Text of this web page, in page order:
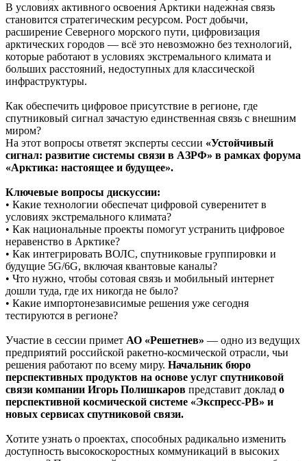
В условиях активного освоения Арктики надежная связь
становится стратегическим ресурсом. Рост добычи,
расширение Северного морского пути, цифровизация
арктических городов — всё это невозможно без технологий,
которые работают в условиях экстремального климата и
больших расстояний, недоступных для классической
инфраструктуры.
Как обеспечить цифровое присутствие в регионе, где
спутниковый сигнал зачастую единственная связь с внешним
миром?
На этот вопросы ответят эксперты сессии «Устойчивый
сигнал: развитие системы связи в АЗРФ» в рамках форума
«Арктика: настоящее и будущее».
Ключевые вопросы дискуссии:
• Какие технологии обеспечат цифровой суверенитет в
условиях экстремального климата?
• Как национальные проекты помогут устранить цифровое
неравенство в Арктике?
• Как интегрировать ВОЛС, спутниковые группировки и
будущие 5G/6G, включая квантовые каналы?
• Что нужно, чтобы сотовая связь и мобильный интернет
дошли туда, где их никогда не было?
• Какие импортонезависимые решения уже сегодня
тестируются в регионе?
Участие в сессии примет АО «Решетнев» — одно из ведущих
предприятий российской ракетно-космической отрасли, чьи
решения работают по всему миру. Начальник бюро
перспективных продуктов на основе услуг спутниковой
связи компании Игорь Полишкаров представит доклад о
перспективной космической системе «Экспресс-РВ» и
новых сервисах спутниковой связи.
Хотите узнать о проектах, способных радикально изменить
доступность высокоскоростных коммуникаций в высоких